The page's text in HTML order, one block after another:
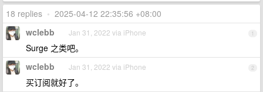
18 replies • 2025-04-12 22:35:56 +08:00
1
wclebb Jan 31, 2022 via iPhone
Surge 之类吧。
2
wclebb Jan 31, 2022 via iPhone
买订阅就好了。